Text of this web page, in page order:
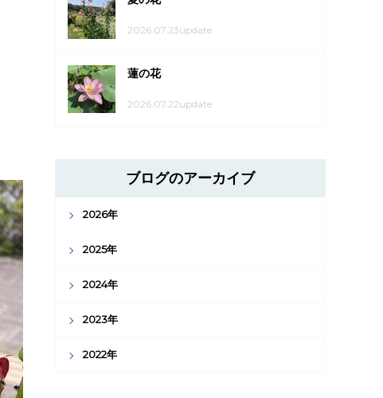
2026.07.23update
蓮の花
2026.07.22update
ブログのアーカイブ
2026年
2025年
2024年
2023年
2022年